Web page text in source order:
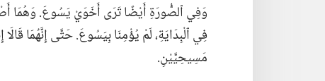
وَفِي ٱلصُّورَةِ أَيْضًا تَرَى أَخَوَيْ يَسُوعَ.‏ وَهُمَا
فِي ٱلْبِدَايَةِ،‏ لَمْ يُؤْمِنَا بِيَسُوعَ.‏ حَتَّى إِنَّهُمَا
مَسِيحِيَّيْنِ.‏